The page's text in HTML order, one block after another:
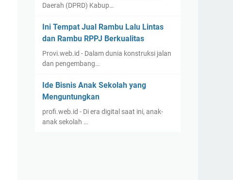
Daerah (DPRD) Kabup…
Ini Tempat Jual Rambu Lalu Lintas
dan Rambu RPPJ Berkualitas
Provi.web.id - Dalam dunia konstruksi jalan
dan pengembang…
Ide Bisnis Anak Sekolah yang
Menguntungkan
profi.web.id - Di era digital saat ini, anak-
anak sekolah …